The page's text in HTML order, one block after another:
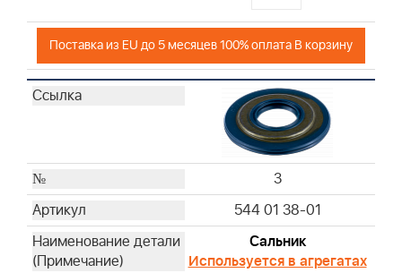
Поставка из EU до 5 месяцев 100% оплата В корзину
3
544 01 38-01
Сальник
Используется в агрегатах